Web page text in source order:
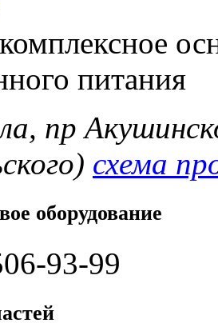
комплексное
питания
пр
схема
оборудование
93-99